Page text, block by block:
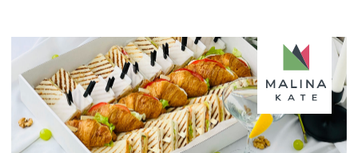
ПИКНИК
ВЕЧЕРИНКА
ДНИ РОЖДЕНИЯ
КОРПОРАТИВ
ВЫСТАВКА/